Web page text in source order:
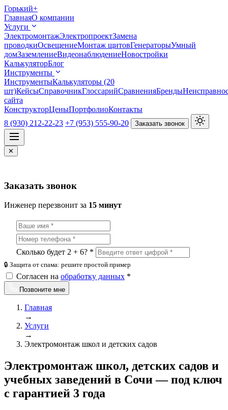
Горький+
ГлавнаяО компании
Услуги
ЭлектромонтажЭлектропроектЗамена
проводкиОсвещениеМонтаж щитовГенераторыУмный
домЗаземлениеВидеонаблюдениеНовостройки
КалькуляторБлог
Инструменты
ИнструментыКалькуляторы (20
шт)КейсыСправочникГлоссарийСравненияБренды
сайта
КонструкторЦеныПортфолиоКонтакты
8 (930) 212-22-23 +7 (953) 555-90-20 Заказать звонок
✕
Заказать звонок
Инженер перезвонит за 15 минут
Сколько будет 2 + 6? *
🔒 Защита от спама: решите простой пример
Согласен на обработку данных *
Позвоните мне
Главная
→
Услуги
→
Электромонтаж школ и детских садов
Электромонтаж школ, детских садов и
учебных заведений в Сочи — под ключ
с гарантией 3 года